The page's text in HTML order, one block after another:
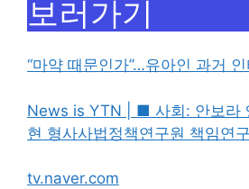
보러가기
“마약 때문인가”…유아인 과거 인
News is YTN | ■ 사회: 안보라
현 형사사법정책연구원 책임연
tv.naver.com